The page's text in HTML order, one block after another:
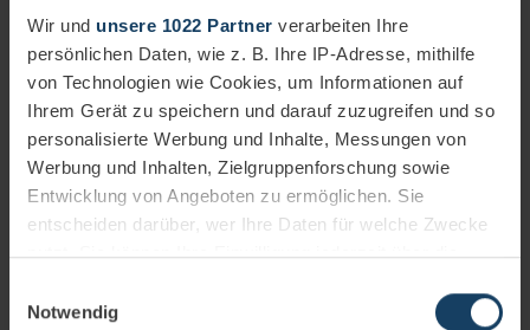
Wir und unsere 1022 Partner verarbeiten Ihre
persönlichen Daten, wie z. B. Ihre IP-Adresse, mithilfe
von Technologien wie Cookies, um Informationen auf
Ihrem Gerät zu speichern und darauf zuzugreifen und so
personalisierte Werbung und Inhalte, Messungen von
Werbung und Inhalten, Zielgruppenforschung sowie
Entwicklung von Angeboten zu ermöglichen. Sie
entscheiden darüber, wer Ihre Daten für welche Zwecke
nutzt. Sie können Ihre Einwilligung jederzeit über die
Trigger Symbol ändern oder widerrufen
Notwendig
Kategorien
Amazon Web Services
audius Insights
audius hilft
Branchenlösung
CRM und ERP